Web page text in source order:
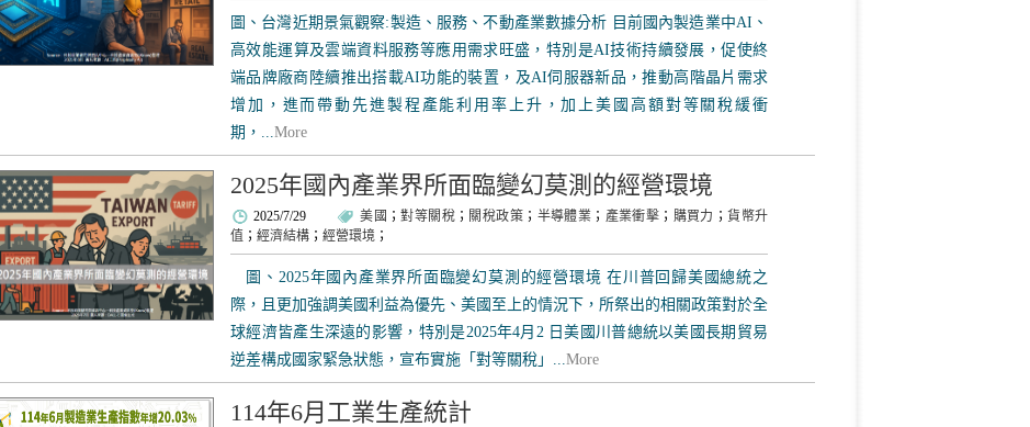
圖、台灣近期景氣觀察:製造、服務、不動產業數據分析 目前國內製造業中AI、
高效能運算及雲端資料服務等應用需求旺盛，特別是AI技術持續發展，促使終
端品牌廠商陸續推出搭載AI功能的裝置，及AI伺服器新品，推動高階晶片需求
增加，進而帶動先進製程產能利用率上升，加上美國高額對等關稅緩衝
期，...More
2025年國內產業界所面臨變幻莫測的經營環境
2025/7/29 美國 ；對等關稅 ； 關稅政策 ； 半導體業 ； 產業衝擊 ； 購買力 ； 貨幣升
值 ； 經濟結構 ； 經營環境 ；
圖、2025年國內產業界所面臨變幻莫測的經營環境 在川普回歸美國總統之
際，且更加強調美國利益為優先、美國至上的情況下，所祭出的相關政策對於全
球經濟皆產生深遠的影響，特別是2025年4月2 日美國川普總統以美國長期貿易
逆差構成國家緊急狀態，宣布實施「對等關稅」...More
114年6月工業生產統計